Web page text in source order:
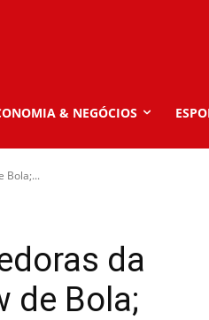
& NEGÓCIOS
Bola;...
da
de Bola;